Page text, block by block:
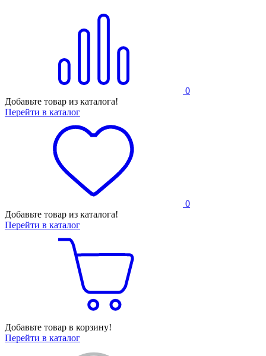
0
Добавьте товар из каталога!
Перейти в каталог
0
Добавьте товар из каталога!
Перейти в каталог
Добавьте товар в корзину!
Перейти в каталог